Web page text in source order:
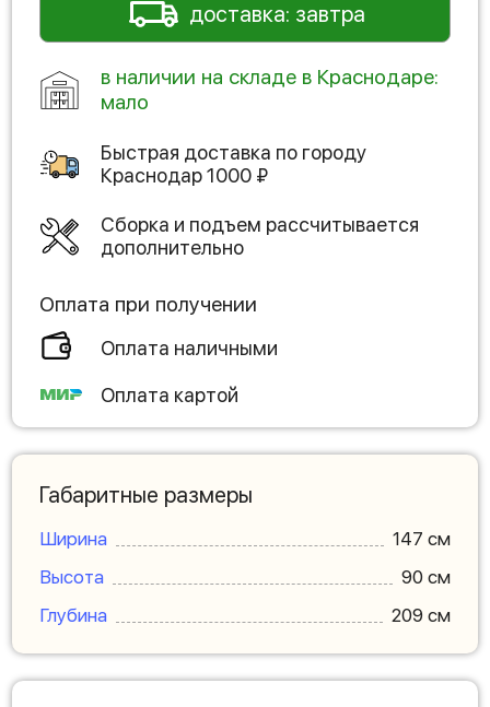
доставка: завтра
в наличии на складе в Краснодаре:
мало
Быстрая доставка по городу
Краснодар1000 ₽
Сборка и подъем рассчитывается
дополнительно
Оплата при получении
Оплата наличными
Оплата картой
Габаритные размеры
Ширина
147 см
Высота
90 см
Глубина
209 см